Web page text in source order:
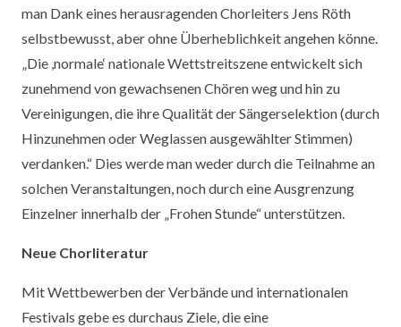
man Dank eines herausragenden Chorleiters Jens Röth
selbstbewusst, aber ohne Überheblichkeit angehen könne.
„Die ,normale‘ nationale Wettstreitszene entwickelt sich
zunehmend von gewachsenen Chören weg und hin zu
Vereinigungen, die ihre Qualität der Sängerselektion (durch
Hinzunehmen oder Weglassen ausgewählter Stimmen)
verdanken.“ Dies werde man weder durch die Teilnahme an
solchen Veranstaltungen, noch durch eine Ausgrenzung
Einzelner innerhalb der „Frohen Stunde“ unterstützen.
Neue Chorliteratur
Mit Wettbewerben der Verbände und internationalen
Festivals gebe es durchaus Ziele, die eine